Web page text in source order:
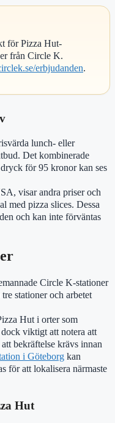
för Pizza Hut-
från Circle K.
erbjudanden.
lunch- eller
Det kombinerade
för 95 kronor kan ses
visar andra priser och
med pizza slices. Dessa
och kan inte förväntas
Circle K-stationer
stationer och arbetet
Hut i orter som
viktigt att notera att
bekräftelse krävs innan
i Göteborg kan
för att lokalisera närmaste
Hut